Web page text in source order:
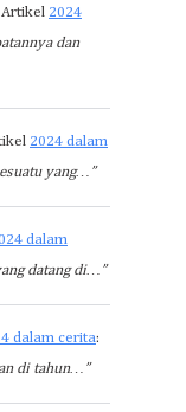
2024
dan
2024 dalam
yang…”
dalam
datang di…”
dalam cerita:
di tahun…”